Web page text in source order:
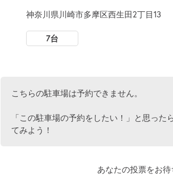
神奈川県川崎市多摩区西生田2丁目13
7台
こちらの駐車場は予約できません。
「この駐車場の予約をしたい！」と思った
てみよう！
あなたの投票をお